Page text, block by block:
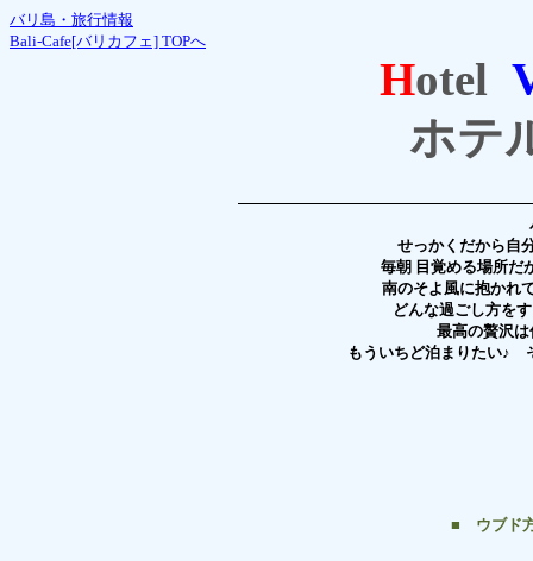
バリ島・旅行情報
Bali-Cafe[バリカフェ] TOPへ
Hotel
ホテ
せっかくだから自
毎朝 目覚める場所だ
南のそよ風に抱かれ
どんな過ごし方を
最高の贅沢
もういちど泊まりたい♪
■ ウブド